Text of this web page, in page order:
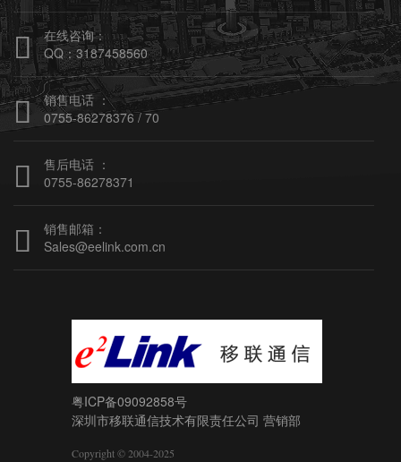

在线咨询：
QQ：3187458560

销售电话 ：
0755-86278376 / 70

售后电话 ：
0755-86278371

销售邮箱：
Sales@eelink.com.cn
粤ICP备09092858号
深圳市移联通信技术有限责任公司 营销部
Copyright © 2004-2025